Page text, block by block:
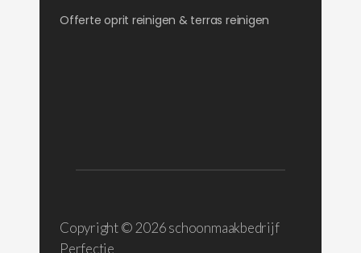
Offerte oprit reinigen & terras reinigen
Copyright © 2026 schoonmaakbedrijf
Perfectie